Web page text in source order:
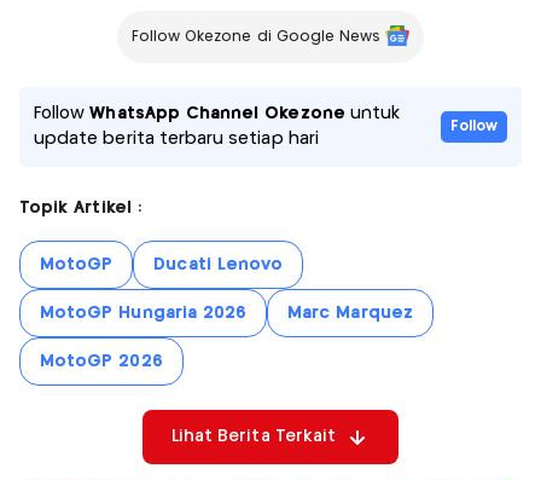
Follow Okezone di Google News
FollowWhatsApp Channel Okezone untuk
update berita terbaru setiap hari
Follow
Topik Artikel :
MotoGP Ducati Lenovo
MotoGP Hungaria 2026 Marc Marquez
MotoGP 2026
Lihat Berita Terkait